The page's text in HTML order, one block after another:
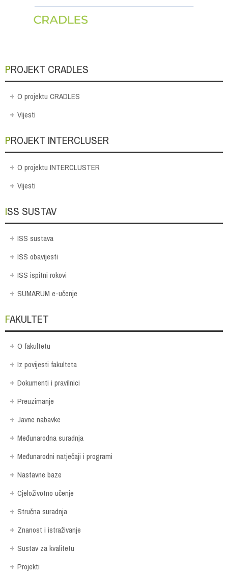
PROJEKT CRADLES
O projektu CRADLES
Vijesti
PROJEKT INTERCLUSER
O projektu INTERCLUSTER
Vijesti
ISS SUSTAV
ISS sustava
ISS obavijesti
ISS ispitni rokovi
SUMARUM e-učenje
FAKULTET
O fakultetu
Iz povijesti fakulteta
Dokumenti i pravilnici
Preuzimanje
Javne nabavke
Međunarodna suradnja
Međunarodni natječaji i programi
Nastavne baze
Cjeloživotno učenje
Stručna suradnja
Znanost i istraživanje
Sustav za kvalitetu
Projekti